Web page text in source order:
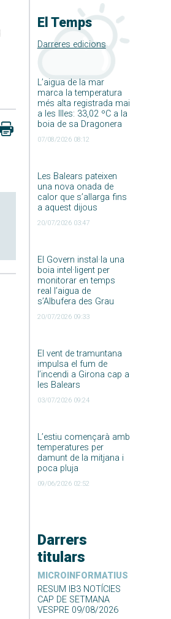
El Temps
Darreres edicions
L’aigua de la mar
marca la temperatura
més alta registrada mai
a les Illes: 33,02 ºC a la
boia de sa Dragonera
07/08/2026 08:12
Les Balears pateixen
una nova onada de
calor que s’allarga fins
a aquest dijous
20/07/2026 03:47
El Govern instal·la una
boia intel·ligent per
monitorar en temps
real l’aigua de
s’Albufera des Grau
20/07/2026 09:33
El vent de tramuntana
impulsa el fum de
l’incendi a Girona cap a
les Balears
03/07/2026 09:24
L’estiu començarà amb
temperatures per
damunt de la mitjana i
poca pluja
09/06/2026 02:52
Darrers
titulars
MICROINFORMATIUS
RESUM IB3 NOTÍCIES
CAP DE SETMANA
VESPRE 09/08/2026